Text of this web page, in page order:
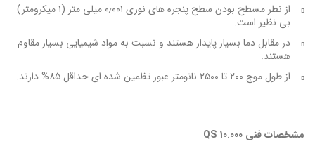
از نظر مسطح بودن سطح پنجره های نوری ۰٫۰۰۱ میلی متر (۱ میکرومتر)
بی نظیر است.
در مقابل دما بسیار پایدار هستند و نسبت به مواد شیمیایی بسیار مقاوم
هستند.
از طول موج ۲۰۰ تا ۲۵۰۰ نانومتر عبور تظمین شده ای حداقل ۸۵% دارند.
مشخصات فنی QS 10.000